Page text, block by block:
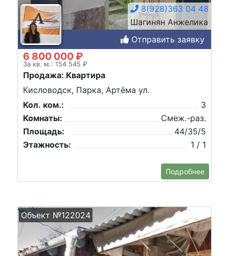
8(928)363 04 48
Шагинян Анжелика
Отправить заявку
6 800 000 ₽
За кв. м.: 154 545 ₽
Продажа: Квартира
Кисловодск, Парка, Артёма ул.
Кол. ком.:
3
Комнаты:
Смеж.-раз.
Площадь:
44/35/5
Этажность:
1 / 1
Подробнее
Объект №122024